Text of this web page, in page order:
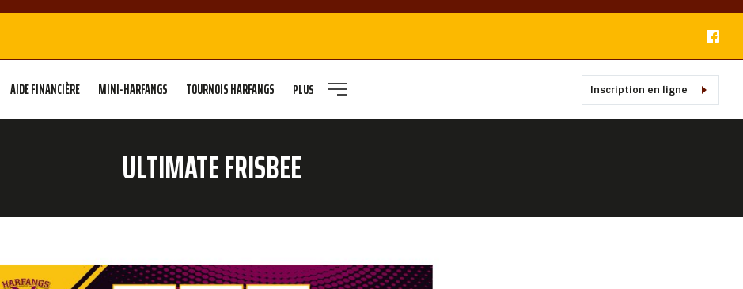
AIDE FINANCIÈRE MINI-HARFANGS TOURNOIS HARFANGS PLUS Inscription en ligne
ULTIMATE FRISBEE